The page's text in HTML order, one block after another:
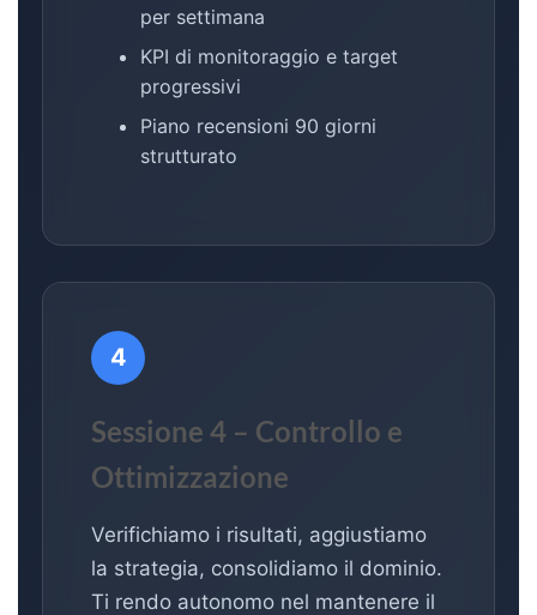
per settimana
KPI di monitoraggio e target
progressivi
Piano recensioni 90 giorni
strutturato
4
Sessione 4 – Controllo e
Ottimizzazione
Verifichiamo i risultati, aggiustiamo
la strategia, consolidiamo il dominio.
Ti rendo autonomo nel mantenere il